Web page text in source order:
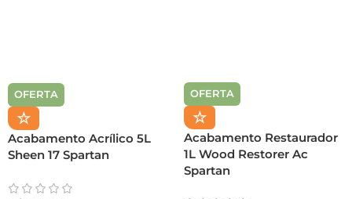
OFERTA
☆
Acabamento Acrílico 5L
Sheen 17 Spartan
OFERTA
☆
Acabamento Restaurador
1L Wood Restorer Ac
Spartan